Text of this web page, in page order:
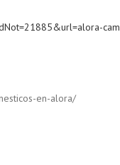
en-alora/